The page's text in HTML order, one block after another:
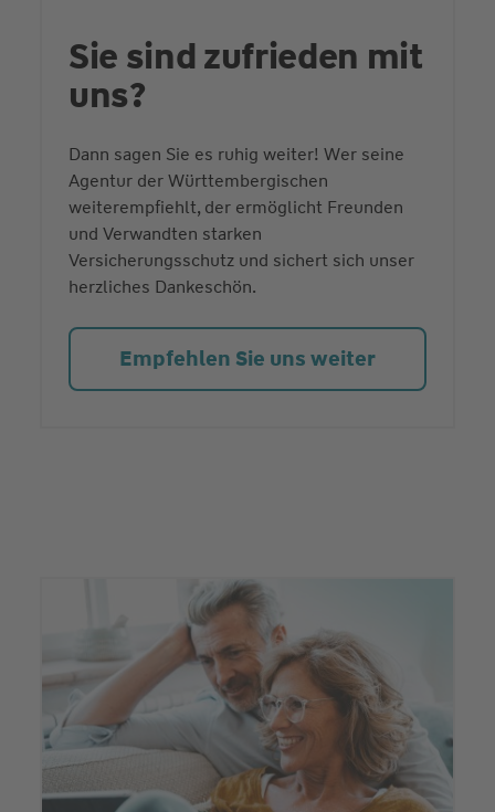
Sie sind zufrieden mit
uns?
Dann sagen Sie es ruhig weiter! Wer seine
Agentur der Württembergischen
weiterempfiehlt, der ermöglicht Freunden
und Verwandten starken
Versicherungsschutz und sichert sich unser
herzliches Dankeschön.
Empfehlen Sie uns weiter